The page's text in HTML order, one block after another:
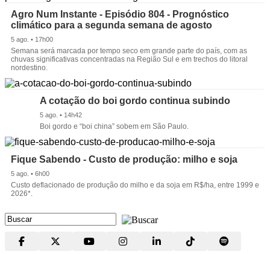
Agro Num Instante - Episódio 804 - Prognóstico
climático para a segunda semana de agosto
5 ago. • 17h00
Semana será marcada por tempo seco em grande parte do país, com as
chuvas significativas concentradas na Região Sul e em trechos do litoral
nordestino.
A cotação do boi gordo continua subindo
5 ago. • 14h42
Boi gordo e “boi china” sobem em São Paulo.
Fique Sabendo - Custo de produção: milho e soja
5 ago. • 6h00
Custo deflacionado de produção do milho e da soja em R$/ha, entre 1999 e
2026*.